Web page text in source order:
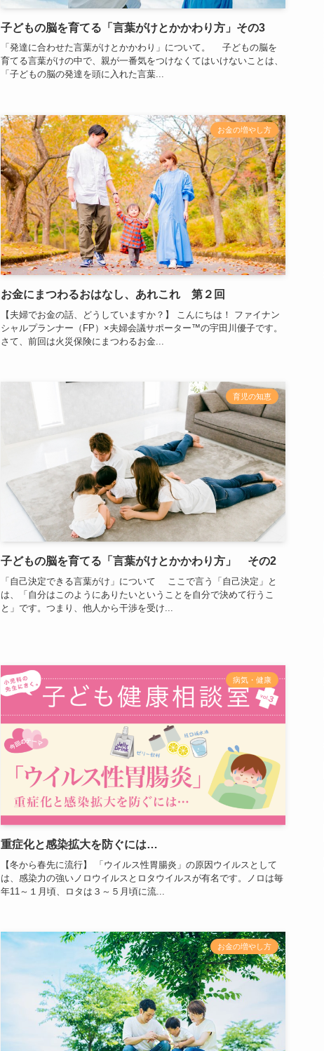
子どもの脳を育てる「言葉がけとかかわり方」その3
「発達に合わせた言葉がけとかかわり」について。 子どもの脳を
育てる言葉がけの中で、親が一番気をつけなくてはいけないことは、
「子どもの脳の発達を頭に入れた言葉...
お金の増やし方
お金にまつわるおはなし、あれこれ 第２回
【夫婦でお金の話、どうしていますか？】 こんにちは！ ファイナン
シャルプランナー（FP）×夫婦会議サポーター™の宇田川優子です。
さて、前回は火災保険にまつわるお金...
育児の知恵
子どもの脳を育てる「言葉がけとかかわり方」 その2
「自己決定できる言葉がけ」について ここで言う「自己決定」と
は、「自分はこのようにありたいということを自分で決めて行うこ
と」です。つまり、他人から干渉を受け...
病気・健康
重症化と感染拡大を防ぐには…
【冬から春先に流行】 「ウイルス性胃腸炎」の原因ウイルスとして
は、感染力の強いノロウイルスとロタウイルスが有名です。ノロは毎
年11～１月頃、ロタは３～５月頃に流...
お金の増やし方